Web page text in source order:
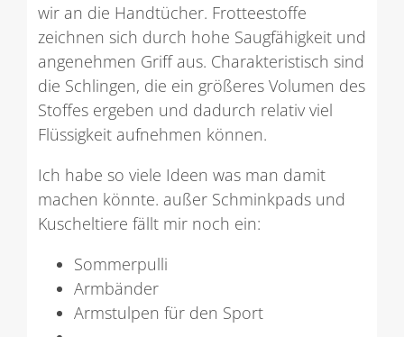
wir an die Handtücher. Frotteestoffe
zeichnen sich durch hohe Saugfähigkeit und
angenehmen Griff aus. Charakteristisch sind
die Schlingen, die ein größeres Volumen des
Stoffes ergeben und dadurch relativ viel
Flüssigkeit aufnehmen können.
Ich habe so viele Ideen was man damit
machen könnte. außer Schminkpads und
Kuscheltiere fällt mir noch ein:
Sommerpulli
Armbänder
Armstulpen für den Sport